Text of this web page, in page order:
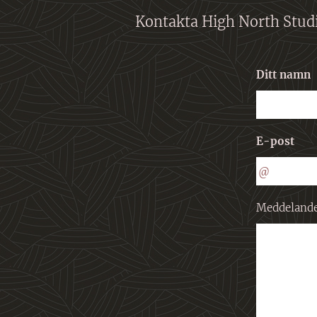
Kontakta High North
Ditt namn
E-post